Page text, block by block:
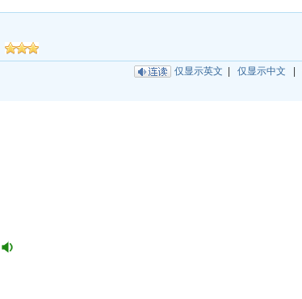
仅显示英文
仅显示中文